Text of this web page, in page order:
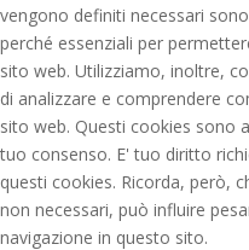
vengono definiti necessari
perché essenziali per
sito web. Utilizziamo, inoltre,
di analizzare e comprendere
sito web. Questi cookies sono
tuo consenso. E' tuo diritto
questi cookies. Ricorda, però,
non necessari, può influire
navigazione in questo sito.